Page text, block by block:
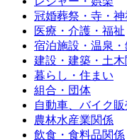
冠婚葬祭・寺・神
医療・介護・福祉
宿泊施設・温泉
建設・建築・土
暮らし・住まい
組合・団体
自動車、バイク
農林水産業関係
飲食・食料品関係